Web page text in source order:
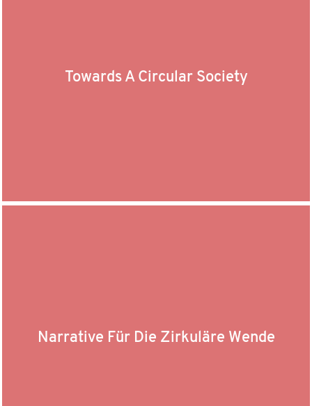
Towards A Circular Society
Narrative Für Die Zirkuläre Wende